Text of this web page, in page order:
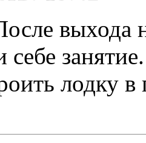
выхода
себе
лодку